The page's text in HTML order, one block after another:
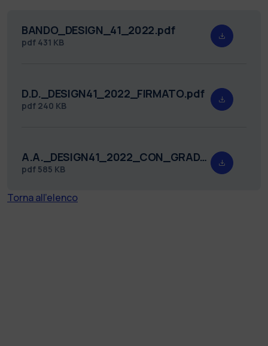
BANDO_DESIGN_41_2022.pdf
pdf 431 KB
D.D._DESIGN41_2022_FIRMATO.pdf
pdf 240 KB
A.A._DESIGN41_2022_CON_GRADUATORIA_FIRMATO.pdf
pdf 585 KB
Torna all'elenco